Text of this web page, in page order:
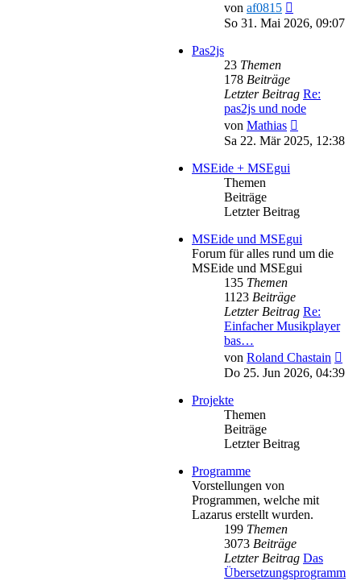
von af0815
Beitrag
So 31. Mai 2026, 09:07
Pas2js
23 Themen
178 Beiträge
Letzter Beitrag Re:
pas2js und node
von Mathias
Beitrag
Sa 22. Mär 2025, 12:38
MSEide + MSEgui
Themen
Beiträge
Letzter Beitrag
MSEide und MSEgui
Forum für alles rund um die
MSEide und MSEgui
135 Themen
1123 Beiträge
Letzter Beitrag Re:
Einfacher Musikplayer
bas…
von Roland Chastain
Do 25. Jun 2026, 04:39
Projekte
Themen
Beiträge
Letzter Beitrag
Programme
Vorstellungen von
Programmen, welche mit
Lazarus erstellt wurden.
199 Themen
3073 Beiträge
Letzter Beitrag Das
Übersetzungsprogramm